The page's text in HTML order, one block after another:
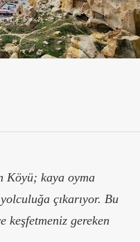
Köyü; kaya oyma
çıkarıyor. Bu
keşfetmeniz gereken